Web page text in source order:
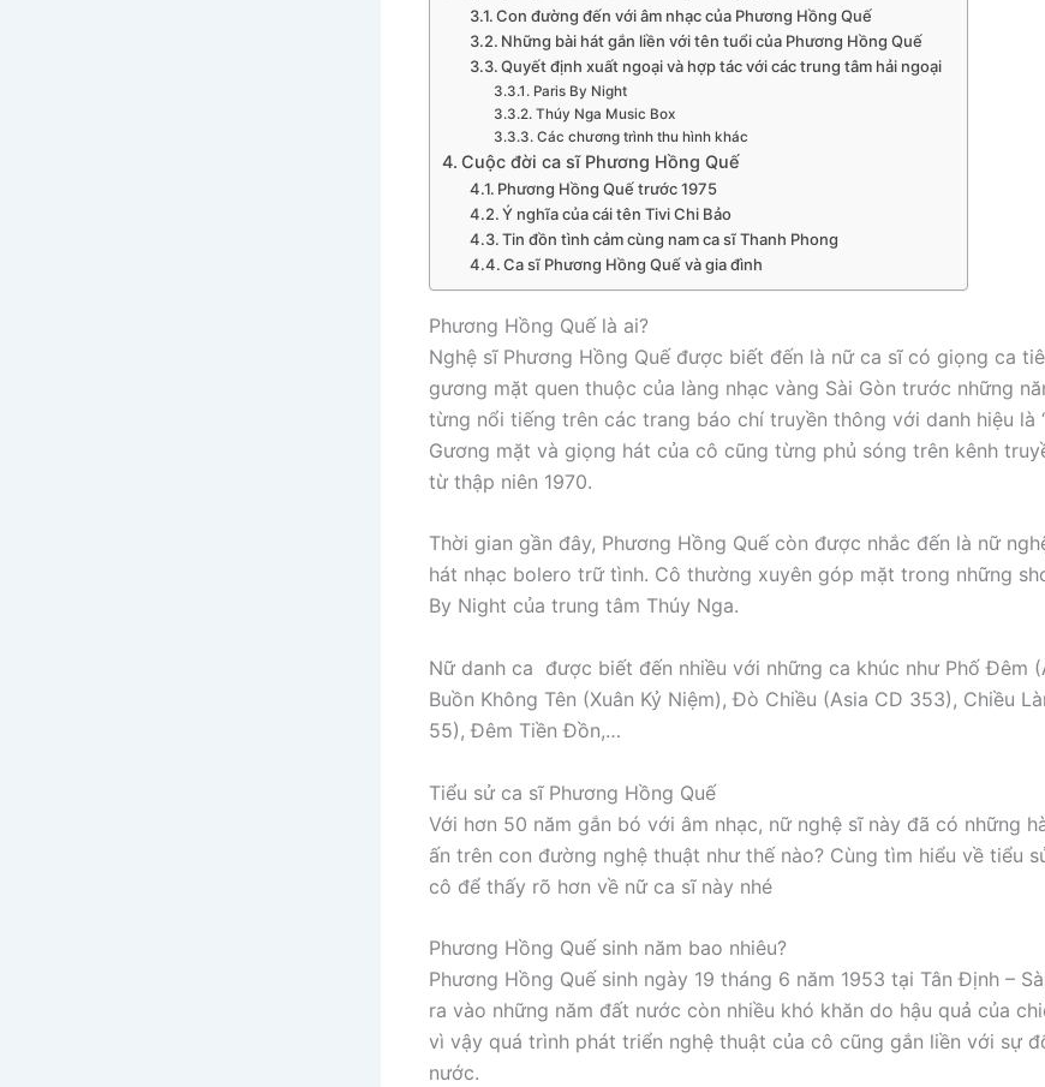
Con đường đến với âm nhạc của Phương Hồng Quế
Những bài hát gắn liền với tên tuổi của Phương Hồng Quế
Quyết định xuất ngoại và hợp tác với các trung tâm hải ngoại
Paris By Night
Thúy Nga Music Box
Các chương trình thu hình khác
Cuộc đời ca sĩ Phương Hồng Quế
Phương Hồng Quế trước 1975
Ý nghĩa của cái tên Tivi Chi Bảo
Tin đồn tình cảm cùng nam ca sĩ Thanh Phong
Ca sĩ Phương Hồng Quế và gia đình
Phương Hồng Quế là ai?
Nghệ sĩ Phương Hồng Quế được biết đến là nữ ca sĩ có giọng ca
gương mặt quen thuộc của làng nhạc vàng Sài Gòn trước những
từng nổi tiếng trên các trang báo chí truyền thông với danh hiệu là
Gương mặt và giọng hát của cô cũng từng phủ sóng trên kênh
từ thập niên 1970.
Thời gian gần đây, Phương Hồng Quế còn được nhắc đến là nữ
hát nhạc bolero trữ tình. Cô thường xuyên góp mặt trong những
By Night của trung tâm Thúy Nga.
Nữ danh ca được biết đến nhiều với những ca khúc như Phố Đêm
Buồn Không Tên (Xuân Kỷ Niệm), Đò Chiều (Asia CD 353), Chiều
55), Đêm Tiền Đồn,…
Tiểu sử ca sĩ Phương Hồng Quế
Với hơn 50 năm gắn bó với âm nhạc, nữ nghệ sĩ này đã có những
ấn trên con đường nghệ thuật như thế nào? Cùng tìm hiểu về tiểu
cô để thấy rõ hơn về nữ ca sĩ này nhé
Phương Hồng Quế sinh năm bao nhiêu?
Phương Hồng Quế sinh ngày 19 tháng 6 năm 1953 tại Tân Định –
ra vào những năm đất nước còn nhiều khó khăn do hậu quả của
vì vậy quá trình phát triển nghệ thuật của cô cũng gắn liền với sự
nước.